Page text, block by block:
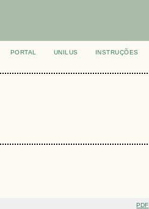
PORTAL UNILUS
INSTRUÇÕES
PDF